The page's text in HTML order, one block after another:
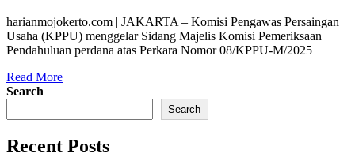
harianmojokerto.com | JAKARTA – Komisi Pengawas Persaingan
Usaha (KPPU) menggelar Sidang Majelis Komisi Pemeriksaan
Pendahuluan perdana atas Perkara Nomor 08/KPPU-M/2025
Read More
Search
Search
Recent Posts